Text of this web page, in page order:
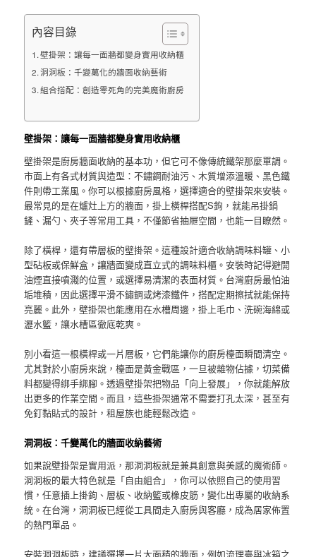
內容目錄
壁掛架：讓每一面牆都變身實用收納櫃
洞洞板：千變萬化的牆面收納藝術
組合搭配：創造零死角的完美魔術廚房
壁掛架：讓每一面牆都變身實用收納櫃
壁掛架是廚房牆面收納的基本功，但它可不像傳統鐵架那麼單調。
市面上有各式材質與造型：不鏽鋼耐油污、木質增添溫暖、黑色鐵
件則帶工業風。你可以根據廚房風格，選擇適合的壁掛架來安裝。
最常見的是在爐灶上方的牆面，掛上橫桿搭配S鉤，就能吊掛鍋
鏟、漏勺、夾子等常用工具，不僅節省抽屜空間，也能一目瞭然。
除了橫桿，還有帶層板的壁掛架。這種設計適合收納調味料罐、小
型砧板或保鮮盒，讓牆面變成直立式的調味料櫃。安裝時記得避開
油煙直接噴濺的位置，或選擇易清潔的表面材質。台灣廚房最怕油
垢堆積，因此選擇平滑不鏽鋼或烤漆鐵件，搭配定期擦拭就能保持
亮麗。此外，壁掛架也能應用在水槽周邊，掛上毛巾、洗碗海綿或
瀝水籃，讓水槽區徹底乾爽。
別小看這一根橫桿或一片層板，它們能讓你的廚房檯面瞬間清空。
尤其對於小廚房來說，檯面是黃金戰區，一旦被雜物佔據，切菜備
料都變得綁手綁腳。透過壁掛架把物品「向上發展」，你就能解放
出更多的作業空間。而且，這些掛架通常不需要打孔太深，甚至有
免釘黏貼式的設計，租屋族也能輕鬆改造。
洞洞板：千變萬化的牆面收納藝術
如果說壁掛架是實用派，那洞洞板就是兼具創意與美感的魔術師。
洞洞板的最大特色就是「自由組合」，你可以依照自己的使用習
慣，任意插上掛鉤、層板、收納籃或橡皮筋，變化出專屬的收納系
統。在台灣，洞洞板已經從工具間走入廚房與客廳，成為居家佈置
的熱門單品。
安裝洞洞板時，建議選擇一片大面積的牆面，例如流理臺與冰箱之